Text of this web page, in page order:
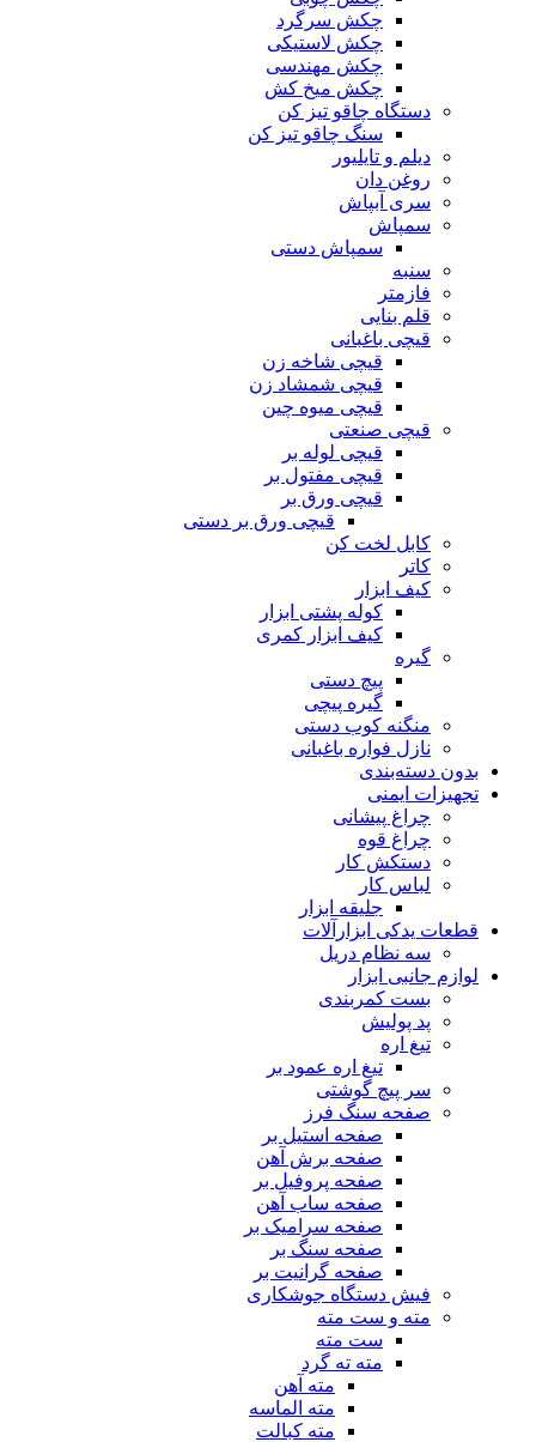
چکش سرگرد
چکش لاستیکی
چکش مهندسی
چکش میخ کش
دستگاه چاقو تیز کن
سنگ چاقو تیز کن
دیلم و تایلیور
روغن دان
سری آبپاش
سمپاش
سمپاش دستی
سنبه
فازمتر
قلم بنایی
قیچی باغبانی
قیچی شاخه زن
قیچی شمشاد زن
قیچی میوه چین
قیچی صنعتی
قیچی لوله بر
قیچی مفتول بر
قیچی ورق بر
قیچی ورق بر دستی
کابل لخت کن
کاتر
کیف ابزار
کوله پشتی ابزار
کیف ابزار کمری
گیره
پیچ دستی
گیره پیچی
منگنه کوب دستی
نازل فواره باغبانی
بدون دسته‌بندی
تجهیزات ایمنی
چراغ پیشانی
چراغ قوه
دستکش کار
لباس کار
جلیقه ابزار
قطعات یدکی ابزارآلات
سه نظام دریل
لوازم جانبی ابزار
بست کمربندی
پد پولیش
تیغ اره
تیغ اره عمود بر
سر پیچ گوشتی
صفحه سنگ فرز
صفحه استیل بر
صفحه برش آهن
صفحه پروفیل بر
صفحه ساب آهن
صفحه سرامیک بر
صفحه سنگ بر
صفحه گرانیت بر
فیش دستگاه جوشکاری
مته و ست مته
ست مته
مته ته گرد
مته آهن
مته الماسه
مته کبالت